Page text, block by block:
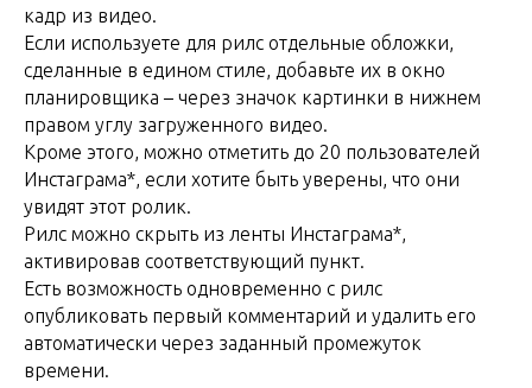
кадр из видео.
Если используете для рилс отдельные обложки,
сделанные в едином стиле, добавьте их в окно
планировщика – через значок картинки в нижнем
правом углу загруженного видео.
Кроме этого, можно отметить до 20 пользователей
Инстаграма*, если хотите быть уверены, что они
увидят этот ролик.
Рилс можно скрыть из ленты Инстаграма*,
активировав соответствующий пункт.
Есть возможность одновременно с рилс
опубликовать первый комментарий и удалить его
автоматически через заданный промежуток
времени.